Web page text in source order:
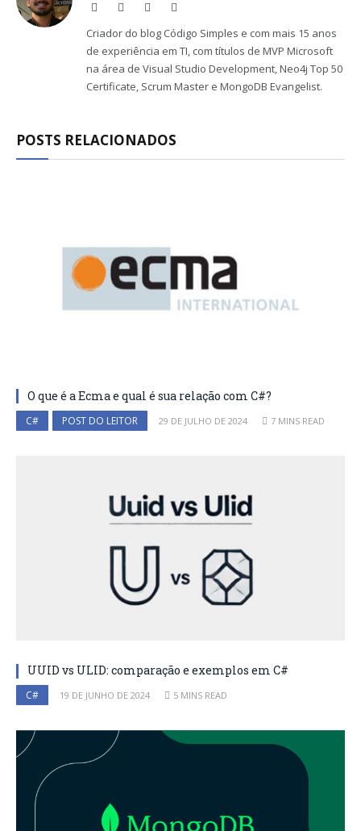
Website Facebook
Criador do blog Código Simples e com mais 15 anos
de experiência em TI, com títulos de MVP Microsoft
na área de Visual Studio Development, Neo4j Top 50
Certificate, Scrum Master e MongoDB Evangelist.
POSTS RELACIONADOS
O que é a Ecma e qual é sua relação com C#?
C# POST DO LEITOR 29 DE JULHO DE 2024 7 MINS READ
UUID vs ULID: comparação e exemplos em C#
C# 19 DE JUNHO DE 2024 5 MINS READ